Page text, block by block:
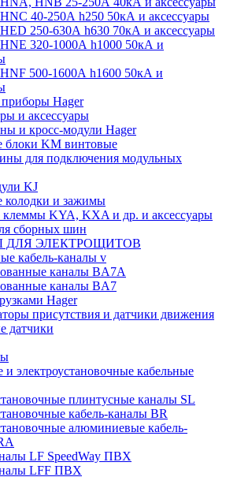
40-250А h250 50кА и аксессуары
250-630А h630 70кА и аксессуары
320-1000А h1000 50кА и
500-1600А h1600 50кА и
Hager
и аксессуары
и кросс-модули Hager
KM винтовые
для подключения модульных
KJ
и зажимы
KYA, KXA и др. и аксессуары
сборных шин
ЭЛЕКТРОЩИТОВ
кабель-каналы v
каналы BA7A
каналы BA7
Hager
присутствия и датчики движения
датчики
и электроустановочные кабельные
плинтусные каналы SL
кабель-каналы BR
алюминиевые кабель-
LF SpeedWay ПВХ
LFF ПВХ